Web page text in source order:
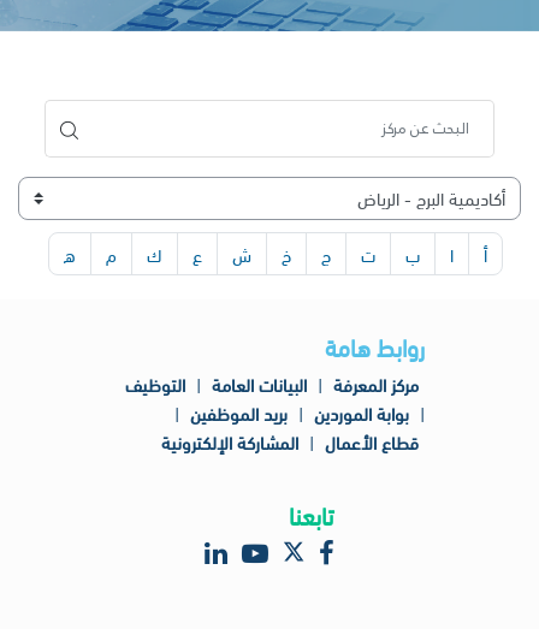
أ ا ب ت ج خ ش ع ك م ه
روابط هامة
مركز المعرفة | البيانات العامة | التوظيف
| بوابة الموردين | بريد الموظفين |
قطاع الأعمال | المشاركة الإلكترونية
تابعنا